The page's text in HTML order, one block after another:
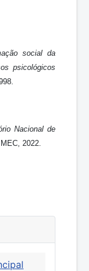
social da
psicológicos
Nacional de
2022.